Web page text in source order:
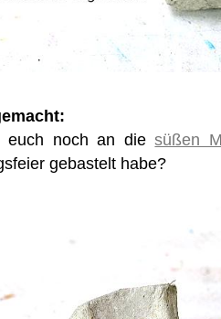
euch noch an diesüßen
gebastelt habe?